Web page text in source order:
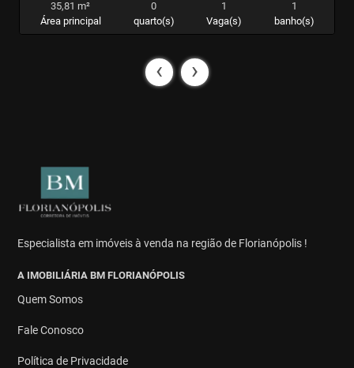
35,81 m²
Área principal
0
quarto(s)
1
Vaga(s)
1
banho(s)
‹ ›
Especialista em imóveis à venda na região de Florianópolis !
A IMOBILIÁRIA BM FLORIANÓPOLIS
Quem Somos
Fale Conosco
Política de Privacidade